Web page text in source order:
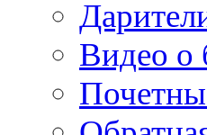
Видео о